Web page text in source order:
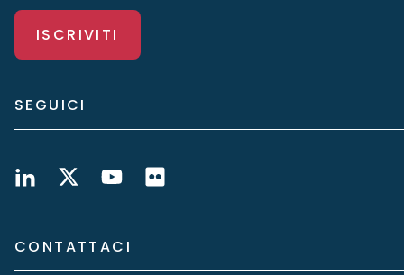
ISCRIVITI
SEGUICI
CONTATTACI